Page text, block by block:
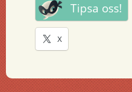
Tipsa oss!
X